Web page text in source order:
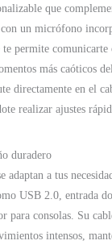
que
con un micrófono
permite comunicarte
más caóticos
directamente en el
realizar ajustes
duradero
adaptan a tus
USB 2.0, entrada
para consolas. Su
intensos,